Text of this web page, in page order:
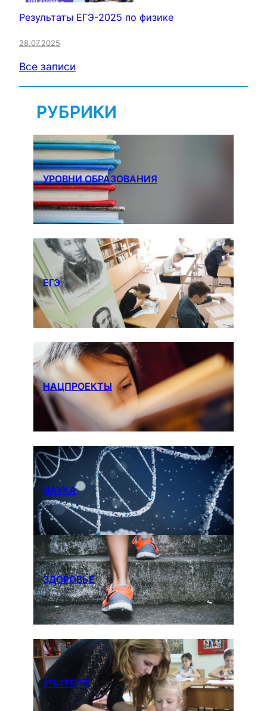
Результаты ЕГЭ-2025 по физике
28.07.2025
Все записи
РУБРИКИ
УРОВНИ ОБРАЗОВАНИЯ
ЕГЭ
НАЦПРОЕКТЫ
НАУКА
ЗДОРОВЬЕ
УЧИТЕЛЯ